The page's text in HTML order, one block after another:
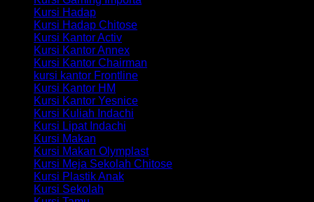
Kursi Hadap
Kursi Hadap Chitose
Kursi Kantor Activ
Kursi Kantor Annex
Kursi Kantor Chairman
kursi kantor Frontline
Kursi Kantor HM
Kursi Kantor Yesnice
Kursi Kuliah Indachi
Kursi Lipat Indachi
Kursi Makan
Kursi Makan Olymplast
Kursi Meja Sekolah Chitose
Kursi Plastik Anak
Kursi Sekolah